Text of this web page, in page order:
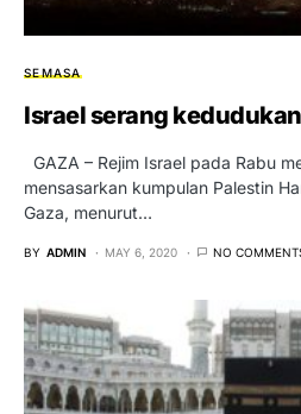
SEMASA
Israel serang
GAZA – Rejim Israel pada Rabu
mensasarkan kumpulan Palestin
Gaza, menurut…
BY ADMIN MAY 6, 2020 NO